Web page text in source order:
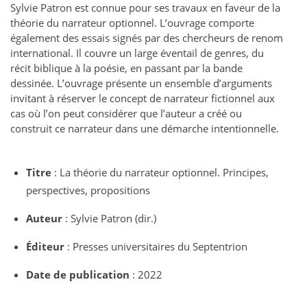
Sylvie Patron est connue pour ses travaux en faveur de la
théorie du narrateur optionnel. L’ouvrage comporte
également des essais signés par des chercheurs de renom
international. Il couvre un large éventail de genres, du
récit biblique à la poésie, en passant par la bande
dessinée. L’ouvrage présente un ensemble d’arguments
invitant à réserver le concept de narrateur fictionnel aux
cas où l’on peut considérer que l’auteur a créé ou
construit ce narrateur dans une démarche intentionnelle.
Titre : La théorie du narrateur optionnel. Principes,
perspectives, propositions
Auteur : Sylvie Patron (dir.)
Éditeur : Presses universitaires du Septentrion
Date de publication : 2022